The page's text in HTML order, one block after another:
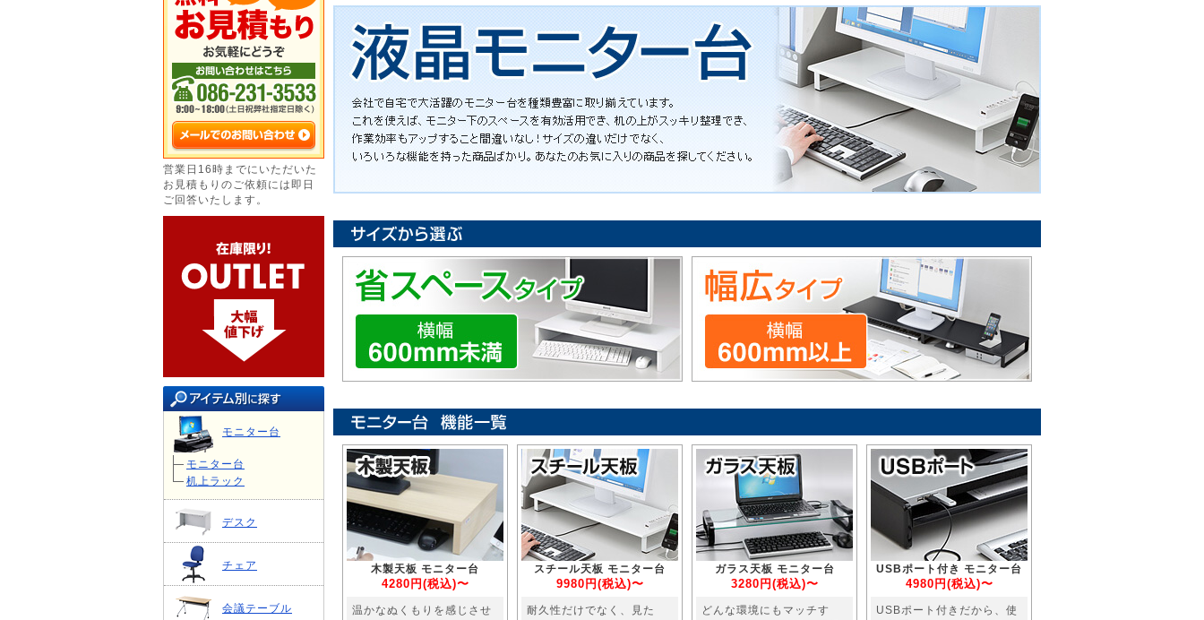
営業日16時までにいただいた
お見積もりのご依頼には即日
ご回答いたします。
モニター台
モニター台
机上ラック
デスク
チェア
会議テーブル
木製天板 モニター台
4280円(税込)〜
温かなぬくもりを感じさせ
スチール天板 モニター台
9980円(税込)〜
耐久性だけでなく、見た
ガラス天板 モニター台
3280円(税込)〜
どんな環境にもマッチす
USBポート付き モニター台
4980円(税込)〜
USBポート付きだから、使